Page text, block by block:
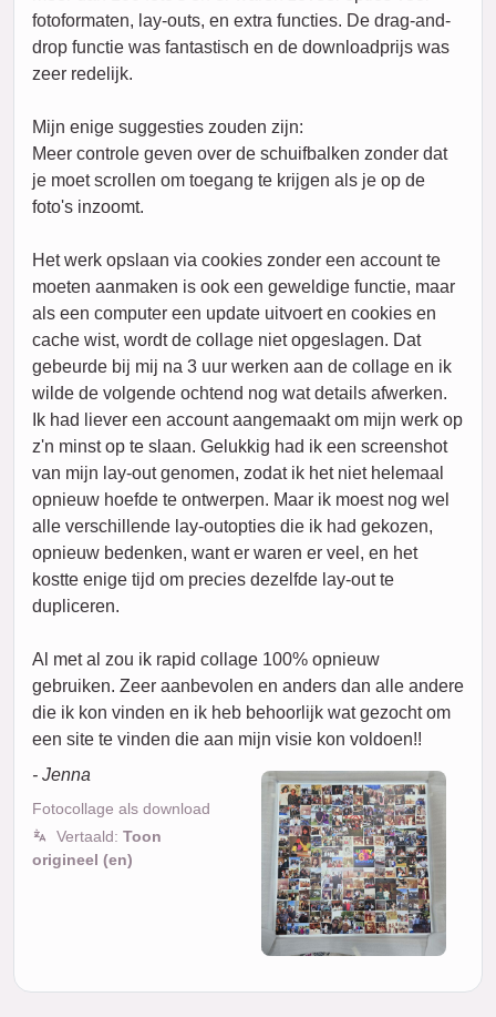
fotoformaten, lay-outs, en extra functies. De drag-and-
drop functie was fantastisch en de downloadprijs was
zeer redelijk.
Mijn enige suggesties zouden zijn:
Meer controle geven over de schuifbalken zonder dat
je moet scrollen om toegang te krijgen als je op de
foto's inzoomt.
Het werk opslaan via cookies zonder een account te
moeten aanmaken is ook een geweldige functie, maar
als een computer een update uitvoert en cookies en
cache wist, wordt de collage niet opgeslagen. Dat
gebeurde bij mij na 3 uur werken aan de collage en ik
wilde de volgende ochtend nog wat details afwerken.
Ik had liever een account aangemaakt om mijn werk op
z'n minst op te slaan. Gelukkig had ik een screenshot
van mijn lay-out genomen, zodat ik het niet helemaal
opnieuw hoefde te ontwerpen. Maar ik moest nog wel
alle verschillende lay-outopties die ik had gekozen,
opnieuw bedenken, want er waren er veel, en het
kostte enige tijd om precies dezelfde lay-out te
dupliceren.
Al met al zou ik rapid collage 100% opnieuw
gebruiken. Zeer aanbevolen en anders dan alle andere
die ik kon vinden en ik heb behoorlijk wat gezocht om
een site te vinden die aan mijn visie kon voldoen!!
- Jenna
Fotocollage als download
Vertaald: Toon
origineel (en)